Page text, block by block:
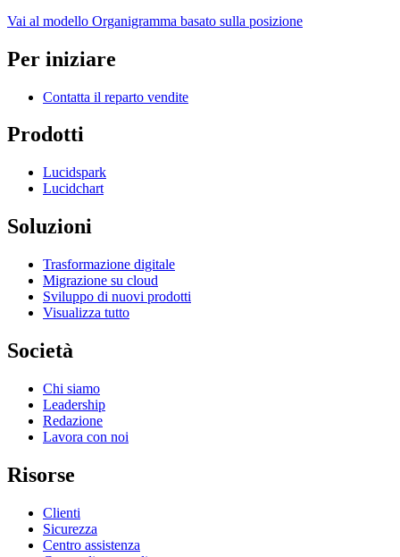
Vai al modello Organigramma basato sulla posizione
Per iniziare
Contatta il reparto vendite
Prodotti
Lucidspark
Lucidchart
Soluzioni
Trasformazione digitale
Migrazione su cloud
Sviluppo di nuovi prodotti
Visualizza tutto
Società
Chi siamo
Leadership
Redazione
Lavora con noi
Risorse
Clienti
Sicurezza
Centro assistenza